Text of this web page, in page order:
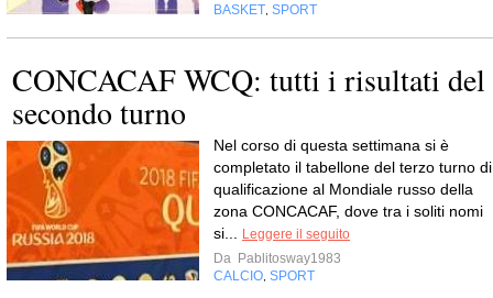
BASKET SPORT
CONCACAF WCQ: tutti i risultati del
secondo turno
Nel corso di questa settimana si è
completato il tabellone del terzo turno di
qualificazione al Mondiale russo della
zona CONCACAF, dove tra i soliti nomi
si...
Leggere il seguito
Da Pablitosway1983
CALCIO SPORT